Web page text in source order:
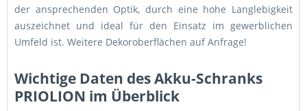
der ansprechenden Optik, durch eine hohe Langlebigkeit
auszeichnet und ideal für den Einsatz im gewerblichen
Umfeld ist. Weitere Dekoroberflächen auf Anfrage!
Wichtige Daten des Akku-Schranks
PRIOLION im Überblick